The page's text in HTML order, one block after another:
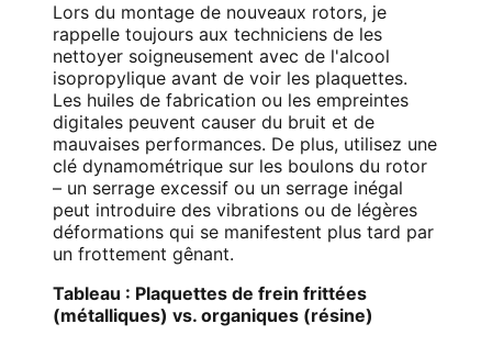
Lors du montage de nouveaux rotors, je
rappelle toujours aux techniciens de les
nettoyer soigneusement avec de l'alcool
isopropylique avant de voir les plaquettes.
Les huiles de fabrication ou les empreintes
digitales peuvent causer du bruit et de
mauvaises performances. De plus, utilisez une
clé dynamométrique sur les boulons du rotor
– un serrage excessif ou un serrage inégal
peut introduire des vibrations ou de légères
déformations qui se manifestent plus tard par
un frottement gênant.
Tableau : Plaquettes de frein frittées
(métalliques) vs. organiques (résine)